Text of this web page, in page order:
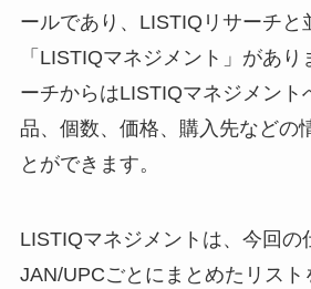
ールであり、LISTIQリサーチと
「LISTIQマネジメント」があ
ーチからはLISTIQマネジメント
品、個数、価格、購入先などの
とができます。
LISTIQマネジメントは、今回の
JAN/UPCごとにまとめたリス